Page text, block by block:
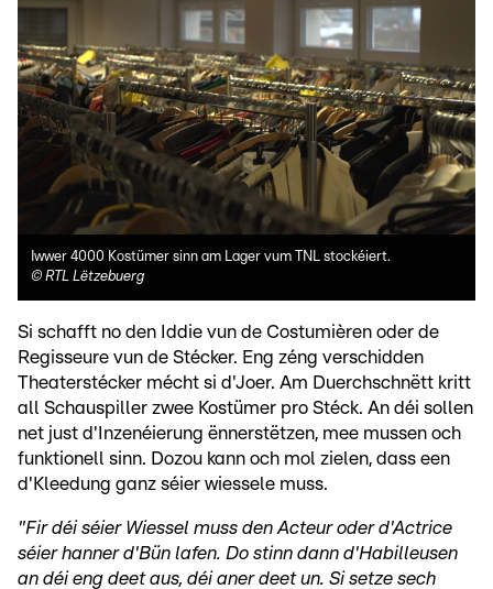
Iwwer 4000 Kostümer sinn am Lager vum TNL stockéiert.
© RTL Lëtzebuerg
Si schafft no den Iddie vun de Costumièren oder de
Regisseure vun de Stécker. Eng zéng verschidden
Theaterstécker mécht si d'Joer. Am Duerchschnëtt kritt
all Schauspiller zwee Kostümer pro Stéck. An déi sollen
net just d'Inzenéierung ënnerstëtzen, mee mussen och
funktionell sinn. Dozou kann och mol zielen, dass een
d'Kleedung ganz séier wiessele muss.
"Fir déi séier Wiessel muss den Acteur oder d'Actrice
séier hanner d'Bün lafen. Do stinn dann d'Habilleusen
an déi eng deet aus, déi aner deet un. Si setze sech